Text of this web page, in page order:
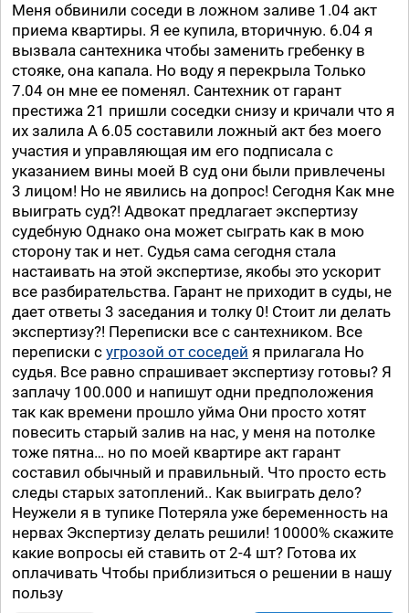
Меня обвинили соседи в ложном заливе 1.04 акт
приема квартиры. Я ее купила, вторичную. 6.04 я
вызвала сантехника чтобы заменить гребенку в
стояке, она капала. Но воду я перекрыла Только
7.04 он мне ее поменял. Сантехник от гарант
престижа 21 пришли соседки снизу и кричали что я
их залила А 6.05 составили ложный акт без моего
участия и управляющая им его подписала с
указанием вины моей В суд они были привлечены
3 лицом! Но не явились на допрос! Сегодня Как мне
выиграть суд?! Адвокат предлагает экспертизу
судебную Однако она может сыграть как в мою
сторону так и нет. Судья сама сегодня стала
настаивать на этой экспертизе, якобы это ускорит
все разбирательства. Гарант не приходит в суды, не
дает ответы 3 заседания и толку 0! Стоит ли делать
экспертизу?! Переписки все с сантехником. Все
переписки с угрозой от соседей я прилагала Но
судья. Все равно спрашивает экспертизу готовы? Я
заплачу 100.000 и напишут одни предположения
так как времени прошло уйма Они просто хотят
повесить старый залив на нас, у меня на потолке
тоже пятна… но по моей квартире акт гарант
составил обычный и правильный. Что просто есть
следы старых затоплений.. Как выиграть дело?
Неужели я в тупике Потеряла уже беременность на
нервах Экспертизу делать решили! 10000% скажите
какие вопросы ей ставить от 2-4 шт? Готова их
оплачивать Чтобы приблизиться о решении в нашу
пользу